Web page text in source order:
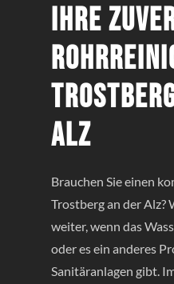
Ihre
Alz
Brauchen Sie einen
Trostberg an der Alz?
weiter, wenn das
oder es ein anderes
Sanitäranlagen gibt.